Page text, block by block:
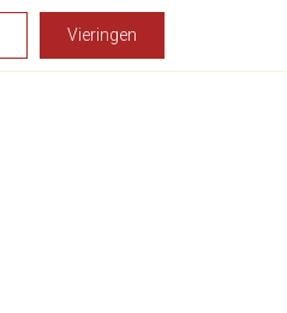
Vieringen